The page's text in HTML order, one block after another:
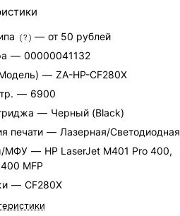
? — от 50 рублей
— 00000041132
— ZA-HP-CF280X
— 6900
— Черный (Black)
печати — Лазерная/Светодиодная
МФУ — HP LaserJet M401 Pro 400,
MFP
— CF280X